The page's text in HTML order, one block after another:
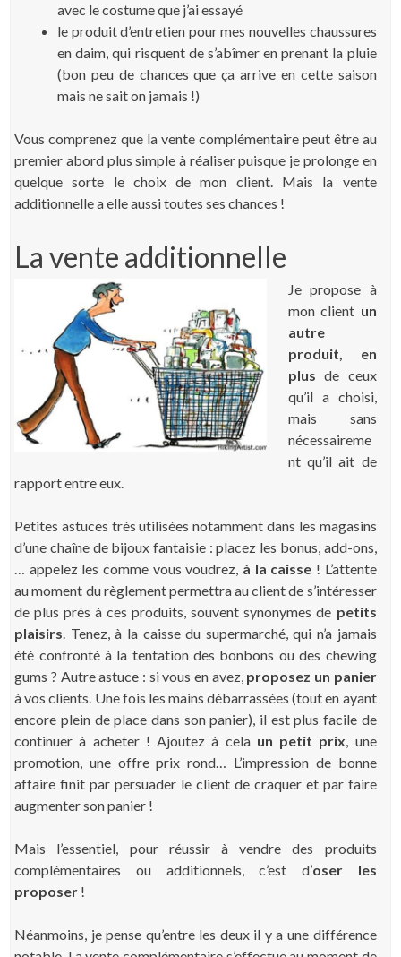
avec le costume que j’ai essayé
le produit d’entretien pour mes nouvelles chaussures
en daim, qui risquent de s’abîmer en prenant la pluie
(bon peu de chances que ça arrive en cette saison
mais ne sait on jamais !)
Vous comprenez que la vente complémentaire peut être au
premier abord plus simple à réaliser puisque je prolonge en
quelque sorte le choix de mon client. Mais la vente
additionnelle a elle aussi toutes ses chances !
La vente additionnelle
Je propose à
mon client un
autre
produit, en
plus de ceux
qu’il a choisi,
mais sans
nécessaireme
nt qu’il ait de
rapport entre eux.
Petites astuces très utilisées notamment dans les magasins
d’une chaîne de bijoux fantaisie : placez les bonus, add-ons,
… appelez les comme vous voudrez, à la caisse ! L’attente
au moment du règlement permettra au client de s’intéresser
de plus près à ces produits, souvent synonymes de petits
plaisirs. Tenez, à la caisse du supermarché, qui n’a jamais
été confronté à la tentation des bonbons ou des chewing
gums ? Autre astuce : si vous en avez, proposez un panier
à vos clients. Une fois les mains débarrassées (tout en ayant
encore plein de place dans son panier), il est plus facile de
continuer à acheter ! Ajoutez à cela un petit prix, une
promotion, une offre prix rond… L’impression de bonne
affaire finit par persuader le client de craquer et par faire
augmenter son panier !
Mais l’essentiel, pour réussir à vendre des produits
complémentaires ou additionnels, c’est d’oser les
proposer !
Néanmoins, je pense qu’entre les deux il y a une différence